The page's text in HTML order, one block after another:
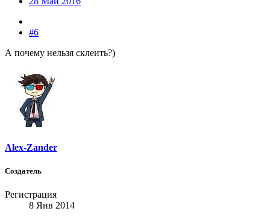
#6
А почему нельзя склеить?)
Alex-Zander
Создатель
Регистрация
8 Янв 2014